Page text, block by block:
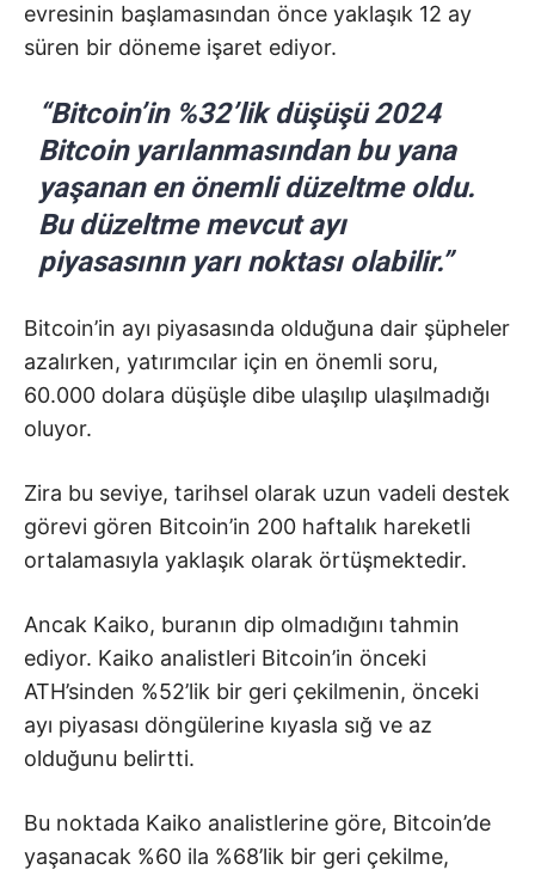
evresinin başlamasından önce yaklaşık 12 ay
süren bir döneme işaret ediyor.
“Bitcoin’in %32’lik düşüşü 2024
Bitcoin yarılanmasından bu yana
yaşanan en önemli düzeltme oldu.
Bu düzeltme mevcut ayı
piyasasının yarı noktası olabilir.”
Bitcoin’in ayı piyasasında olduğuna dair şüpheler
azalırken, yatırımcılar için en önemli soru,
60.000 dolara düşüşle dibe ulaşılıp ulaşılmadığı
oluyor.
Zira bu seviye, tarihsel olarak uzun vadeli destek
görevi gören Bitcoin’in 200 haftalık hareketli
ortalamasıyla yaklaşık olarak örtüşmektedir.
Ancak Kaiko, buranın dip olmadığını tahmin
ediyor. Kaiko analistleri Bitcoin’in önceki
ATH’sinden %52’lik bir geri çekilmenin, önceki
ayı piyasası döngülerine kıyasla sığ ve az
olduğunu belirtti.
Bu noktada Kaiko analistlerine göre, Bitcoin’de
yaşanacak %60 ila %68’lik bir geri çekilme,